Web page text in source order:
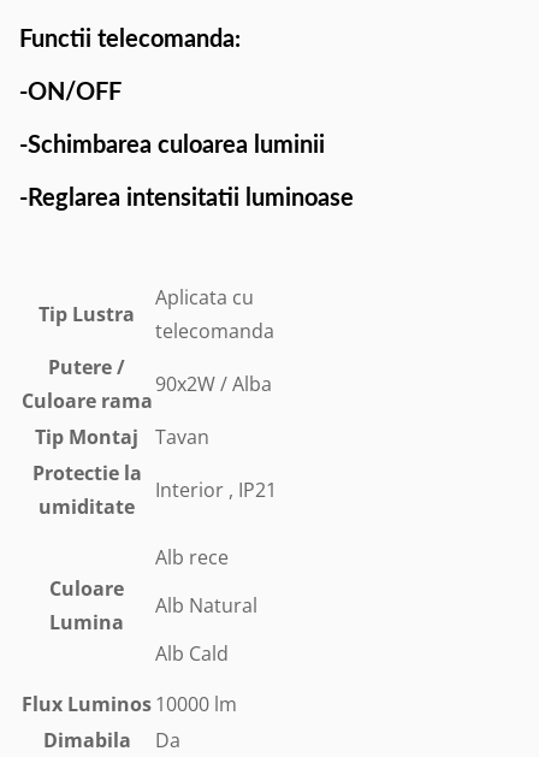
Functii telecomanda:
-ON/OFF
-Schimbarea culoarea luminii
-Reglarea intensitatii luminoase
Tip Lustra
Aplicata cu
telecomanda
Putere /
Culoare rama
90x2W / Alba
Tip Montaj
Tavan
Protectie la
umiditate
Interior , IP21
Culoare
Lumina
Alb rece
Alb Natural
Alb Cald
Flux Luminos10000 lm
Dimabila
Da